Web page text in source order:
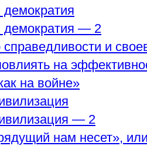
демократия — 2
и
на
на войне»
— 2
нам несет»,